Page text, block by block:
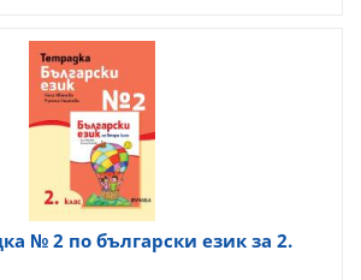
№ 2 по български език за 2.